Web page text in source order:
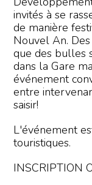
invités à se
de manière
Nouvel An.
que des bulles
dans la Gare
événement
entre
saisir!
L'événement
touristiques.
INSCRIPTION